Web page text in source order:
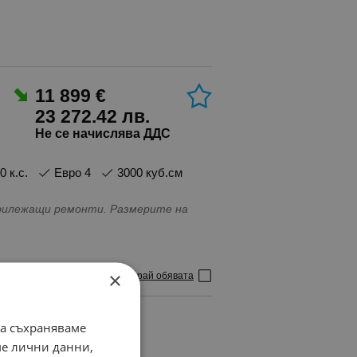
11 899 €
23 272.42 лв.
Не се начислява ДДС
к.с. Евро 4
3000 куб.см
ремонти. Размерите на
Маркирай обявата
×
съхраняваме
лични данни,